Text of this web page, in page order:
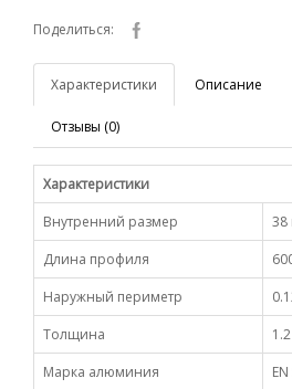
Поделиться:
Характеристики Описание
Отзывы (0)
Характеристики
Внутренний размер
38
Длина профиля
Наружный периметр
Толщина
Марка алюминия